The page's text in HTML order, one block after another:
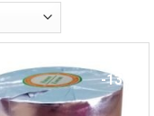
-13%